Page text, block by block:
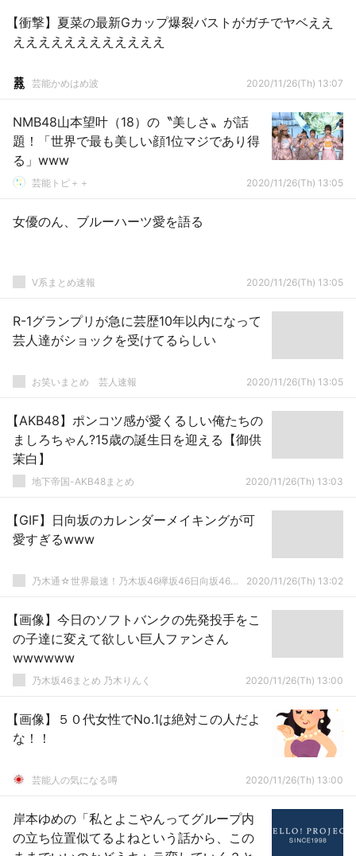
【衝撃】夏菜の最新Gカップ爆裂バストがガチでヤベええ
ええええええええええええ
芸能かめはめ波 2020/11/26(Th) 13:07
NMB48山本望叶（18）の〝美しさ〟が話
題！「世界で最も美しい顔1位マジであり得
る」www
芸能トピ＋＋ 2020/11/26(Th) 13:05
女優のん、ブルーハーツ愛を語る
V系まとめ速報 2020/11/26(Th) 13:05
R-1グランプリが急に芸歴10年以内になって
芸人達がショックを受けてるらしい
お笑いまとめ 芸人速報 2020/11/26(Th) 13:05
【AKB48】ポンコツ感が愛くるしい俺たちの
ましろちゃん?15歳の誕生日を迎える【御供
茉白】
地下帝国-AKB48まとめ 2020/11/26(Th) 13:03
【GIF】日向坂のカレンダーメイキングが可
愛すぎるwww
乃木通☆世界最速！乃木坂46欅坂46日向坂46速報まとめ 2020/11/26(Th) 13:02
【画像】今日のソフトバンクの先発投手をこ
の子達に変えて欲しい巨人ファンさん
wwwwww
乃木坂46まとめ 乃木りんく 2020/11/26(Th) 13:00
【画像】５０代女性でNo.1は絶対この人だよ
な！！
芸能人の気になる噂 2020/11/26(Th) 13:00
岸本ゆめの「私とよこやんってグループ内
の立ち位置似てるよねという話から、この